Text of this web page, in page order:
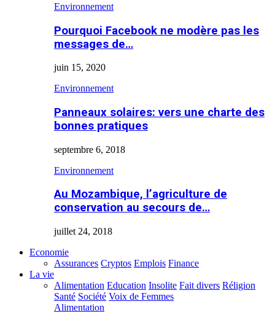
Environnement
Pourquoi Facebook ne modère pas les
messages de…
juin 15, 2020
Environnement
Panneaux solaires: vers une charte des
bonnes pratiques
septembre 6, 2018
Environnement
Au Mozambique, l’agriculture de
conservation au secours de…
juillet 24, 2018
Economie
Assurances Cryptos Emplois Finance
La vie
Alimentation Education Insolite Fait divers Réligion
Santé Société Voix de Femmes
Alimentation